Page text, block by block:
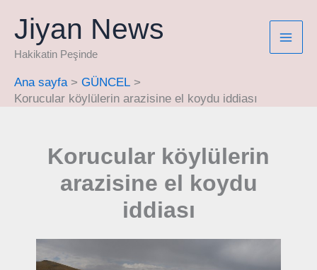
Jiyan News
Hakikatin Peşinde
Ana sayfa
GÜNCEL
Korucular köylülerin arazisine el koydu iddiası
Korucular köylülerin
arazisine el koydu
iddiası